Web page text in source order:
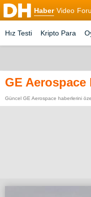
Haber Video
Hız Testi Kripto Para
GE Aerospace
Güncel GE Aerospace haberlerini